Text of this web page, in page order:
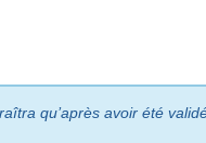
qu’après avoir été